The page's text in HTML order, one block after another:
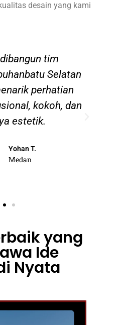
desain yang kami
tim
Selatan
perhatian
kokoh, dan
estetik.
Yohan T.
Medan
yang
Ide
Nyata